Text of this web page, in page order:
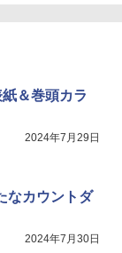
＆巻頭カラ
2024年7月29日
なカウントダ
2024年7月30日